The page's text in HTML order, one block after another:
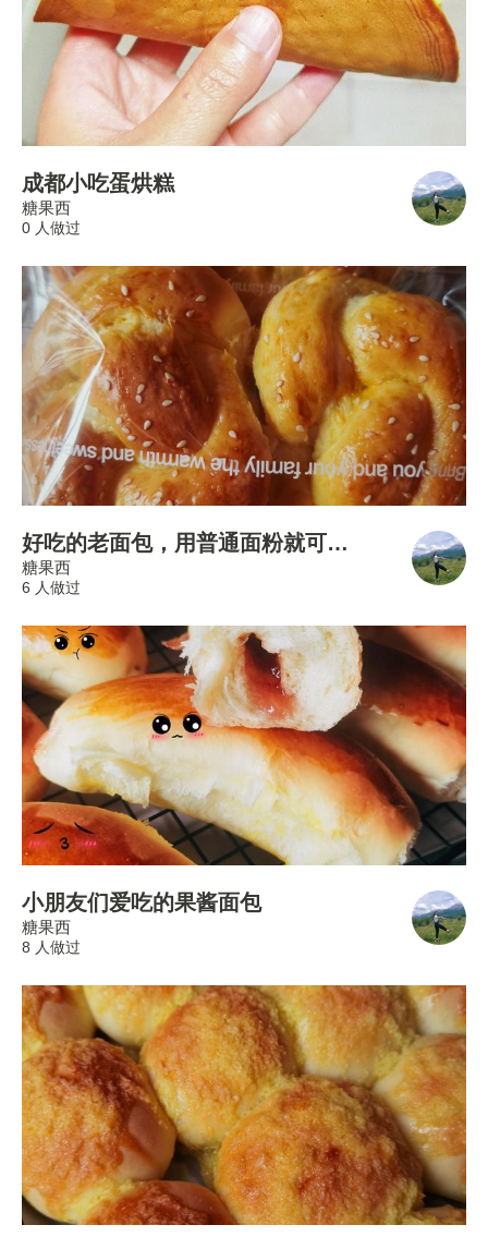
成都小吃蛋烘糕
糖果西
0 人做过
好吃的老面包，用普通面粉就可以做，不揉手套膜一样柔软拉丝
糖果西
6 人做过
小朋友们爱吃的果酱面包
糖果西
8 人做过